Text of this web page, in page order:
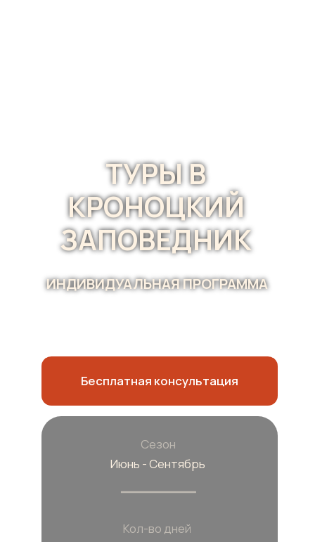
ЗАПОВЕДНИК
Кол-во дней
ИНДИВИДУАЛЬНАЯ ПРОГРАММА